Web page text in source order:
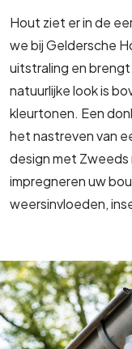
Hout ziet er in de
we bij Geldersche
uitstraling en
natuurlijke look is
kleurtonen. Een
het nastreven van
design met Zweeds
impregneren uw
weersinvloeden,